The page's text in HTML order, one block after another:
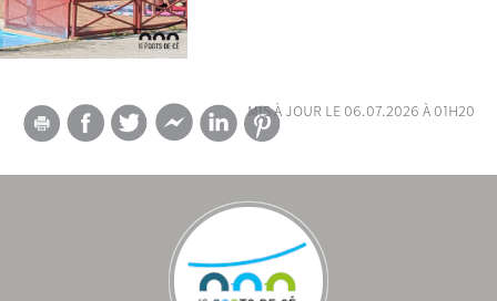
mis à jour le 06.07.2026 à 01h20